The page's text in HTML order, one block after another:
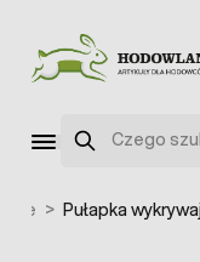
Szukaj
> Pułapka